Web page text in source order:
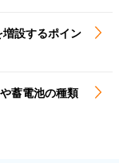
設するポイン
蓄電池の種類